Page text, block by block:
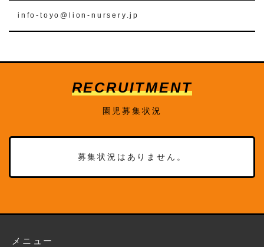
info-toyo@lion-nursery.jp
RECRUITMENT
園児募集状況
募集状況はありません。
メニュー